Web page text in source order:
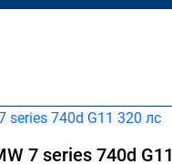
7 series 740d G11